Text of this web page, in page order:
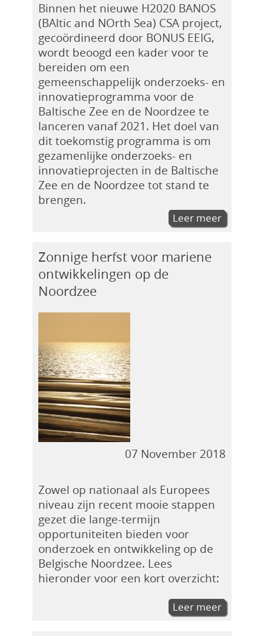
Binnen het nieuwe H2020 BANOS
(BAltic and NOrth Sea) CSA project,
gecoördineerd door BONUS EEIG,
wordt beoogd een kader voor te
bereiden om een
gemeenschappelijk onderzoeks- en
innovatieprogramma voor de
Baltische Zee en de Noordzee te
lanceren vanaf 2021. Het doel van
dit toekomstig programma is om
gezamenlijke onderzoeks- en
innovatieprojecten in de Baltische
Zee en de Noordzee tot stand te
brengen.
Leer meer
Zonnige herfst voor mariene
ontwikkelingen op de
Noordzee
07 November 2018
Zowel op nationaal als Europees
niveau zijn recent mooie stappen
gezet die lange-termijn
opportuniteiten bieden voor
onderzoek en ontwikkeling op de
Belgische Noordzee. Lees
hieronder voor een kort overzicht:
Leer meer